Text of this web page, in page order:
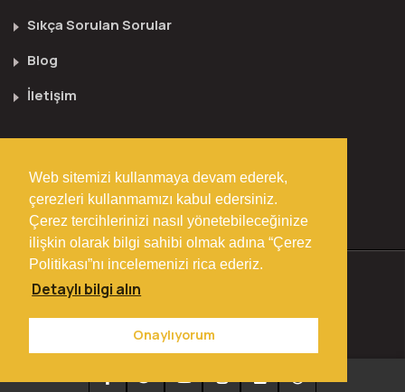
Web sitemizi kullanmaya devam ederek,
çerezleri kullanmamızı kabul edersiniz.
Çerez tercihlerinizi nasıl yönetebileceğinize
ilişkin olarak bilgi sahibi olmak adına “Çerez
Politikası”nı incelemenizi rica ederiz.
Detaylı bilgi alın
Onaylıyorum
Sıkça Sorulan Sorular
Blog
İletişim
© Copyright 2001 Ders 101.
KVKK